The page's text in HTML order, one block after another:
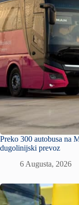
Preko 300 autobusa na
dugolinijski prevoz
6 Augusta, 2026